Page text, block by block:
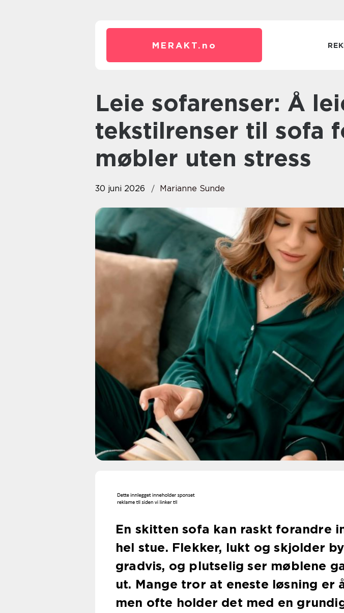
MERAKT. no
Leie sofarenser: Å leie
tekstilrenser til sofa
møbler uten stress
30 juni 2026 Marianne Sunde
En skitten sofa kan raskt forandre
hel stue. Flekker, lukt og skjolder
gradvis, og plutselig ser møblene
ut. Mange tror at eneste løsning er
men ofte holder det med en